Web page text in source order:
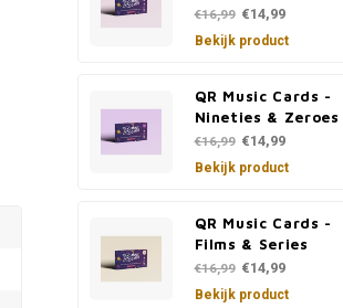
€16,99 €14,99
Bekijk product
QR Music Cards -
Nineties & Zeroes
€16,99 €14,99
Bekijk product
QR Music Cards -
Films & Series
€16,99 €14,99
Bekijk product